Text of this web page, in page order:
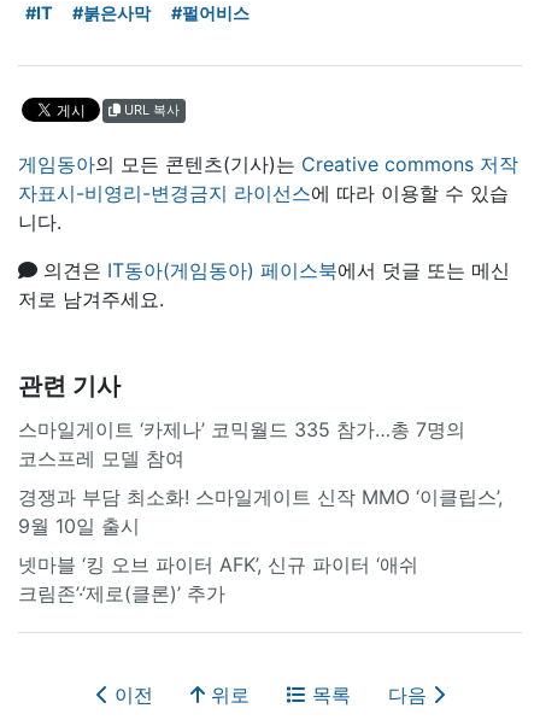
#IT #붉은사막 #펄어비스
URL 복사
게임동아의 모든 콘텐츠(기사)는 Creative commons 저작
자표시-비영리-변경금지 라이선스에 따라 이용할 수 있습
니다.
의견은 IT동아(게임동아) 페이스북에서 덧글 또는 메신
저로 남겨주세요.
관련 기사
스마일게이트 ‘카제나’ 코믹월드 335 참가…총 7명의
코스프레 모델 참여
경쟁과 부담 최소화! 스마일게이트 신작 MMO ‘이클립스’,
9월 10일 출시
넷마블 ‘킹 오브 파이터 AFK’, 신규 파이터 ‘애쉬
크림존’·‘제로(클론)’ 추가
이전 위로 목록 다음